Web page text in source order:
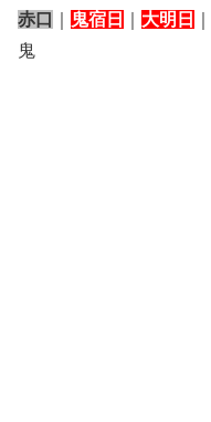
赤口
鬼宿日 大明日
鬼